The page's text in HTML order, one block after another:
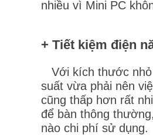
nhiều vì Mini PC
+ Tiết kiệm điện
Với kích thước nhỏ
suất vừa phải nên
cũng thấp hơn rất
để bàn thông
nào chi phí sử dụng.